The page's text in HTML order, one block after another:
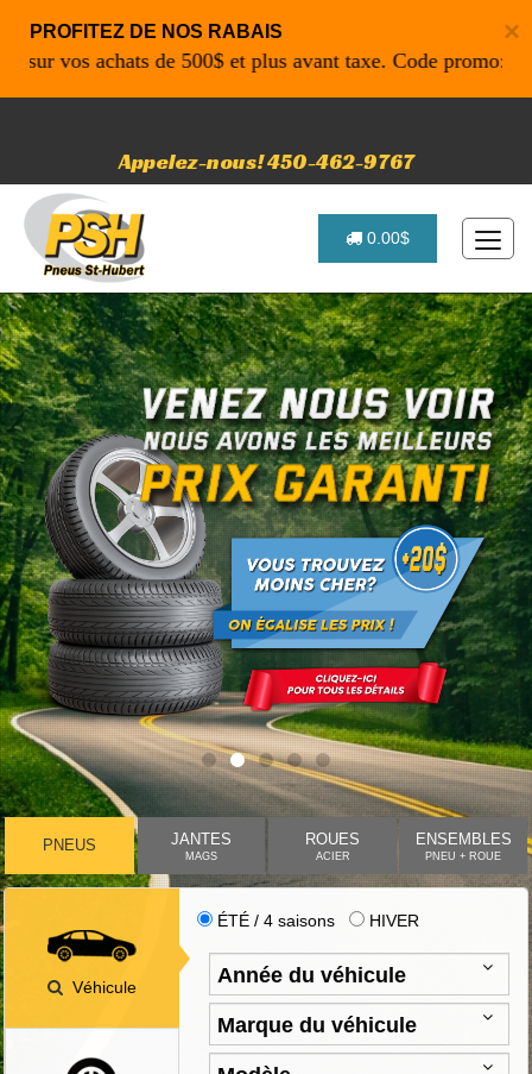
×
PROFITEZ DE NOS RABAIS
achats de 500$ et plus avant taxe. Code promo: P4616
Appelez-nous! 450-462-9767
0.00$
PNEUS JANTES
MAGS
ROUES
ACIER
ENSEMBLES
PNEU + ROUE
Véhicule
ÉTÉ / 4 saisons HIVER